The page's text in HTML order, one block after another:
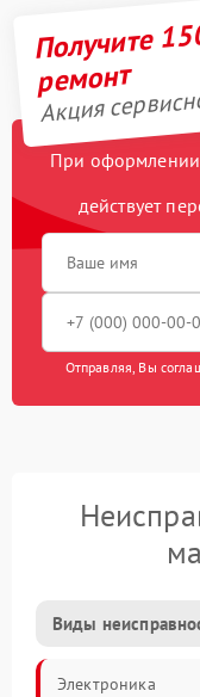
Получите
ремонт
Акция
При оформлении
действует
Отправляя, Вы
Виды
Электроника